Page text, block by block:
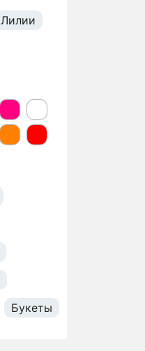
Лилии
Букеты